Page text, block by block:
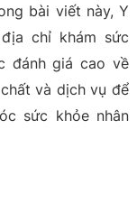
bài viết này, Y
chỉ khám sức
đánh giá cao về
và dịch vụ để
sức khỏe nhân